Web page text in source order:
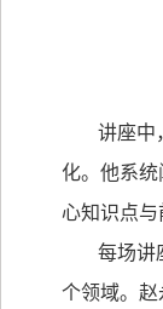
讲座中
化。他系
心知识点
每场讲
个领域。